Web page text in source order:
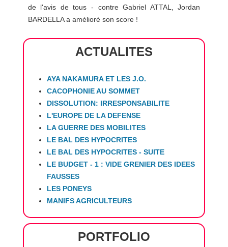
de l'avis de tous - contre Gabriel ATTAL, Jordan
BARDELLA a amélioré son score !
ACTUALITES
AYA NAKAMURA ET LES J.O.
CACOPHONIE AU SOMMET
DISSOLUTION: IRRESPONSABILITE
L'EUROPE DE LA DEFENSE
LA GUERRE DES MOBILITES
LE BAL DES HYPOCRITES
LE BAL DES HYPOCRITES - SUITE
LE BUDGET - 1 : VIDE GRENIER DES IDEES
FAUSSES
LES PONEYS
MANIFS AGRICULTEURS
PORTFOLIO